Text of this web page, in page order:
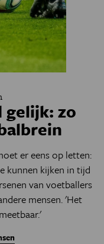
gelijk: zo
er eens op letten:
kunnen kijken in tijd
van voetballers
mensen. 'Het